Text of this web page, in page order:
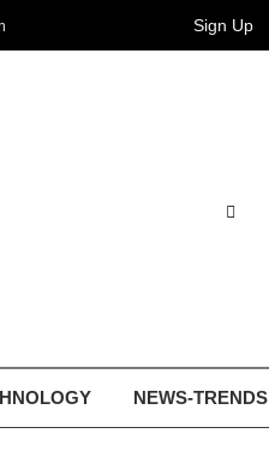
Sign Up
NEWS-TRENDS